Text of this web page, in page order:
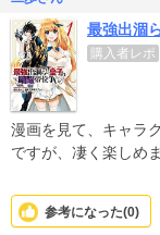
最強出涸
購入者レポ
漫画を見て、キャラ
ですが、凄く楽しめ
原作は間もなく完結
すね。参考になった(0)